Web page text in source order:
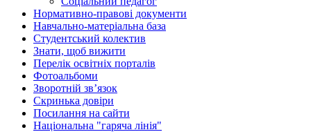
Нормативно-правові документи
Навчально-матеріальна база
Студентський колектив
Знати, щоб вижити
Перелік освітніх порталів
Фотоальбоми
Зворотній зв’язок
Скринька довіри
Посилання на сайти
Національна "гаряча лінія"